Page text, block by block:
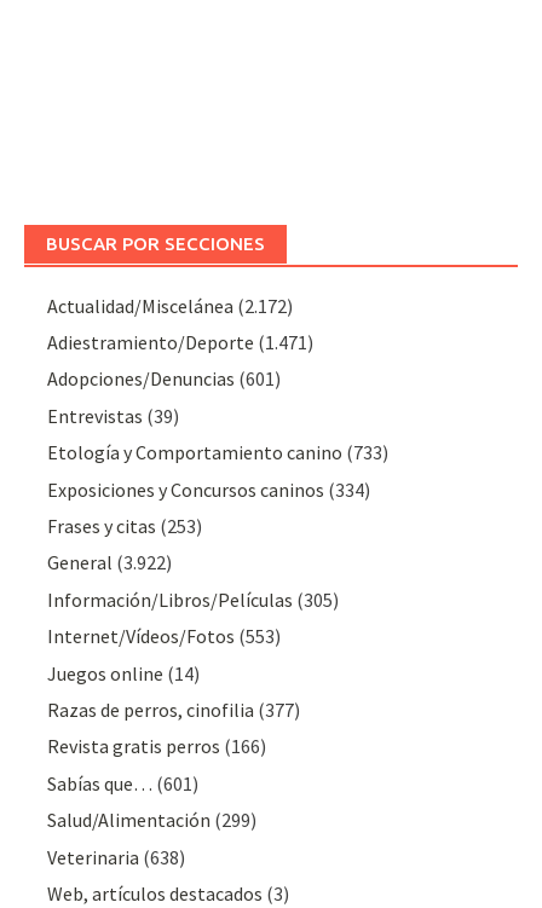
BUSCAR POR SECCIONES
Actualidad/Miscelánea (2.172)
Adiestramiento/Deporte (1.471)
Adopciones/Denuncias (601)
Entrevistas (39)
Etología y Comportamiento canino (733)
Exposiciones y Concursos caninos (334)
Frases y citas (253)
General (3.922)
Información/Libros/Películas (305)
Internet/Vídeos/Fotos (553)
Juegos online (14)
Razas de perros, cinofilia (377)
Revista gratis perros (166)
Sabías que… (601)
Salud/Alimentación (299)
Veterinaria (638)
Web, artículos destacados (3)